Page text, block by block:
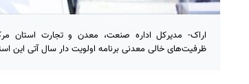
اراک- مدیرکل اداره صنعت، معدن و تجارت استان
ظرفیت‌های خالی معدنی برنامه اولویت دار سال آتی این